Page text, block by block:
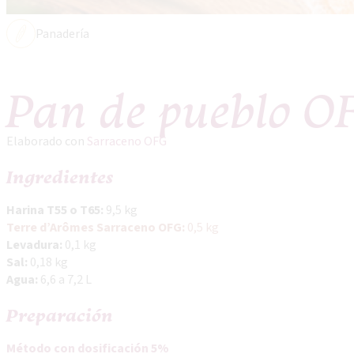
Panadería
Pan de pueblo
Elaborado con Sarraceno OFG
Ingredientes
Harina T55 o T65: 9,5 kg
Levadura: 0,1 kg
Sal: 0,18 kg
Agua: 6,6 a 7,2 L
Preparación